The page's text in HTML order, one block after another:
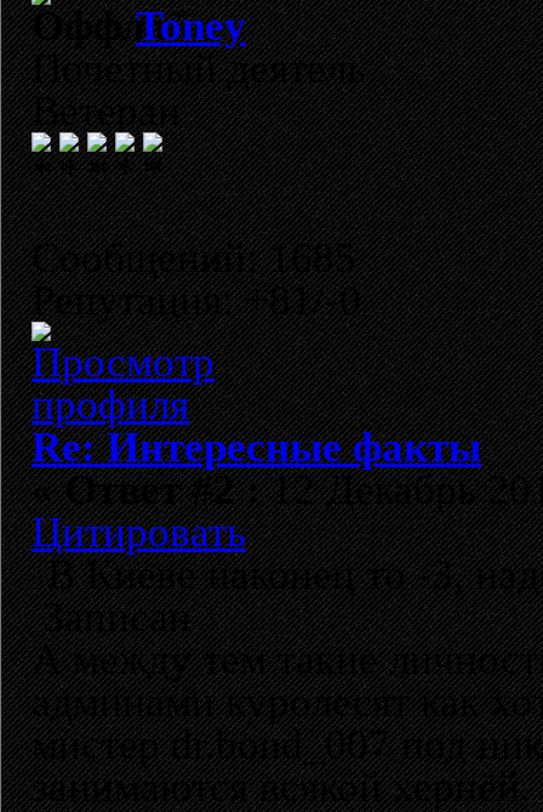
Toney
Почетный деятель
Ветеран
Сообщений: 1685
Репутация: +81/-0
Re: Интересные факты
«Ответ #2 :12 Декабрь
Цитировать
В Киеве наконец то -3,
Записан
А между тем такие
админами куролесят как
мистер dr.bond_007 под
занимаются всякой